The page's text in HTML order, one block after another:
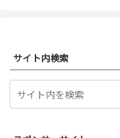
サイト内検索